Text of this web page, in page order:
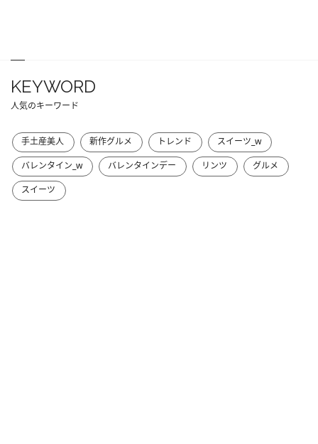
KEYWORD
人気のキーワード
手土産美人 新作グルメ トレンド
スイーツ_w
バレンタイン_w
バレンタインデー リンツ
グルメ
スイーツ